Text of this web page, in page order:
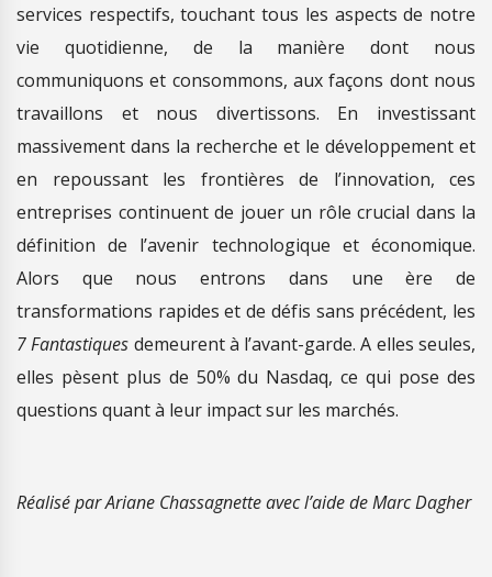
services respectifs, touchant tous les aspects de notre
vie quotidienne, de la manière dont nous
communiquons et consommons, aux façons dont nous
travaillons et nous divertissons. En investissant
massivement dans la recherche et le développement et
en repoussant les frontières de l’innovation, ces
entreprises continuent de jouer un rôle crucial dans la
définition de l’avenir technologique et économique.
Alors que nous entrons dans une ère de
transformations rapides et de défis sans précédent, les
7 Fantastiques demeurent à l’avant-garde. A elles seules,
elles pèsent plus de 50% du Nasdaq, ce qui pose des
questions quant à leur impact sur les marchés.
Réalisé par Ariane Chassagnette avec l’aide de Marc Dagher